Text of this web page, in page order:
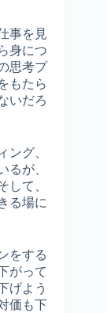
事を見
身につ
思考プ
もたら
いだろ
ング、
るが、
して、
る場に
をする
がって
げよう
価も下